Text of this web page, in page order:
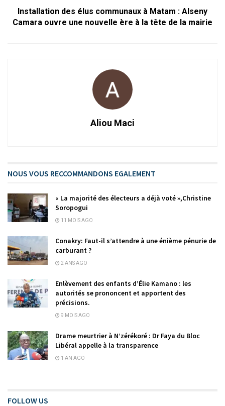
Installation des élus communaux à Matam : Alseny
Camara ouvre une nouvelle ère à la tête de la mairie
Aliou Maci
NOUS VOUS RECCOMMANDONS EGALEMENT
« La majorité des électeurs a déjà voté »,Christine
Soropogui
11 MOIS AGO
Conakry: Faut-il s’attendre à une énième pénurie de
carburant ?
2 ANS AGO
Enlèvement des enfants d’Élie Kamano : les
autorités se prononcent et apportent des
précisions.
9 MOIS AGO
Drame meurtrier à N’zérékoré : Dr Faya du Bloc
Libéral appelle à la transparence
1 AN AGO
FOLLOW US